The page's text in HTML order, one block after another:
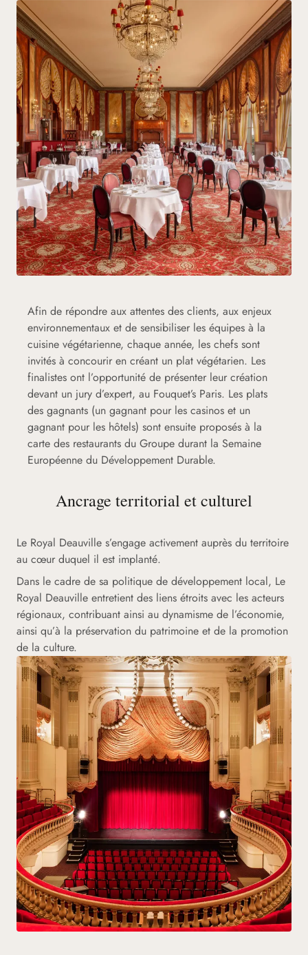
Afin de répondre aux attentes des clients, aux enjeux
environnementaux et de sensibiliser les équipes à la
cuisine végétarienne, chaque année, les chefs sont
invités à concourir en créant un plat végétarien. Les
finalistes ont l’opportunité de présenter leur création
devant un jury d’expert, au Fouquet’s Paris. Les plats
des gagnants (un gagnant pour les casinos et un
gagnant pour les hôtels) sont ensuite proposés à la
carte des restaurants du Groupe durant la Semaine
Européenne du Développement Durable.
Ancrage territorial et culturel
Le Royal Deauville s’engage activement auprès du territoire
au cœur duquel il est implanté.
Dans le cadre de sa politique de développement local, Le
Royal Deauville entretient des liens étroits avec les acteurs
régionaux, contribuant ainsi au dynamisme de l’économie,
ainsi qu’à la préservation du patrimoine et de la promotion
de la culture.